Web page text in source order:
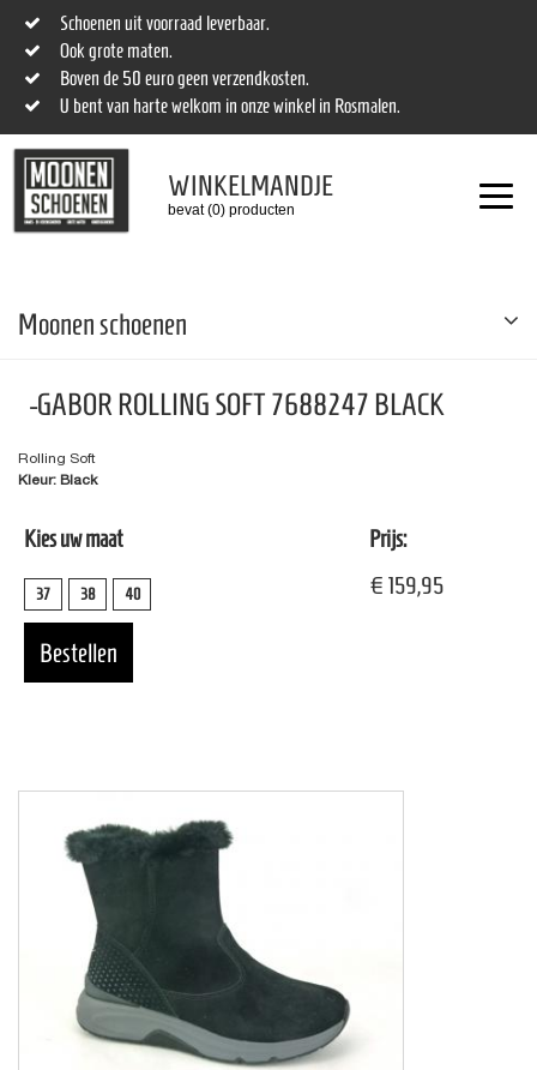
Schoenen uit voorraad leverbaar.
Ook grote maten.
Boven de 50 euro geen verzendkosten.
U bent van harte welkom in onze winkel in Rosmalen.
WINKELMANDJE
bevat (0) producten
Moonen schoenen
-GABOR ROLLING SOFT 7688247 BLACK
Rolling Soft
Kleur: Black
Kies uw maat
37 38 40
Prijs:
€ 159,95